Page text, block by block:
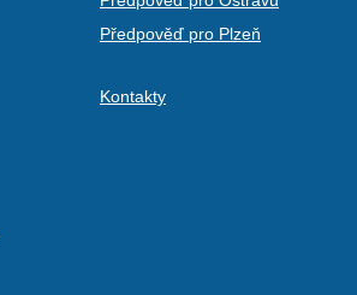
Předpověď pro Plzeň
Kontakty